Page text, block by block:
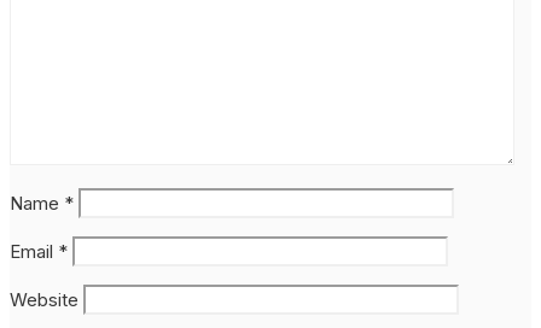
Name *
Email *
Website